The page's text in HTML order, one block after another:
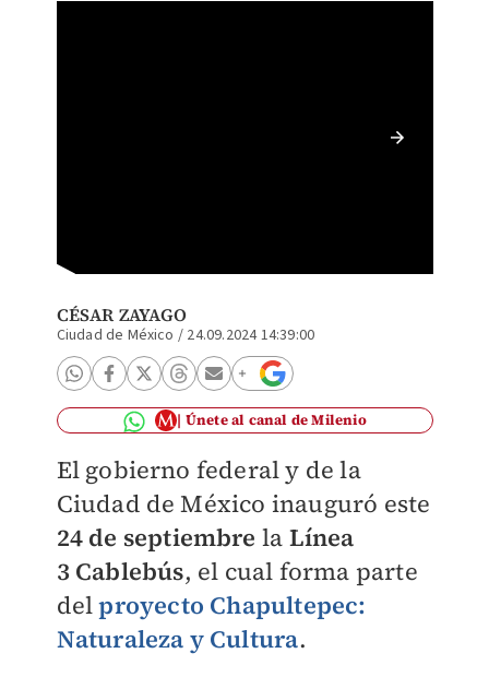
CÉSAR ZAYAGO
Ciudad de México / 24.09.2024 14:39:00
Únete al canal de Milenio
El gobierno federal y de la
Ciudad de México inauguró este
24 de septiembre la Línea
3 Cablebús, el cual forma parte
delproyecto Chapultepec:
Naturaleza y Cultura.